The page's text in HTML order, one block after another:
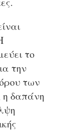
το
την
των
δαπάνη